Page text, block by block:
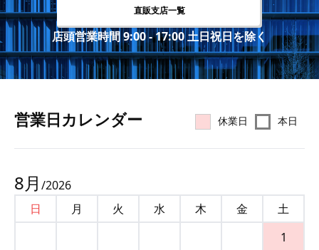
直販支店一覧
店頭営業時間 9:00 - 17:00 土日祝日を除く
営業⽇カレンダー 休業日 本日
8月 /2026
日
月 火 水 木 金
土
1